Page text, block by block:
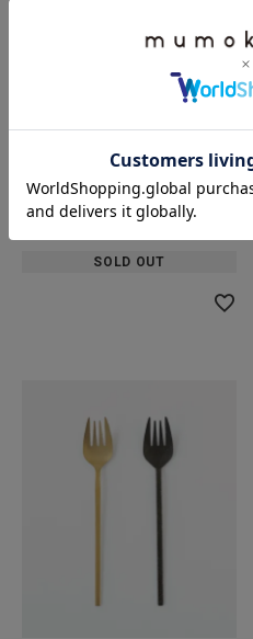
fog linen work
ノアベル
SOLD OUT